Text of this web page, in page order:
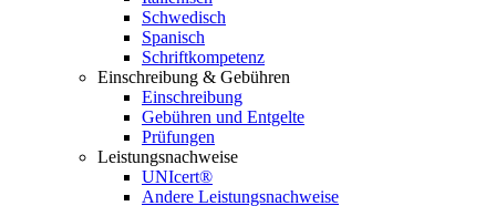
Schwedisch
Spanisch
Schriftkompetenz
Einschreibung & Gebühren
Einschreibung
Gebühren und Entgelte
Prüfungen
Leistungsnachweise
UNIcert®
Andere Leistungsnachweise